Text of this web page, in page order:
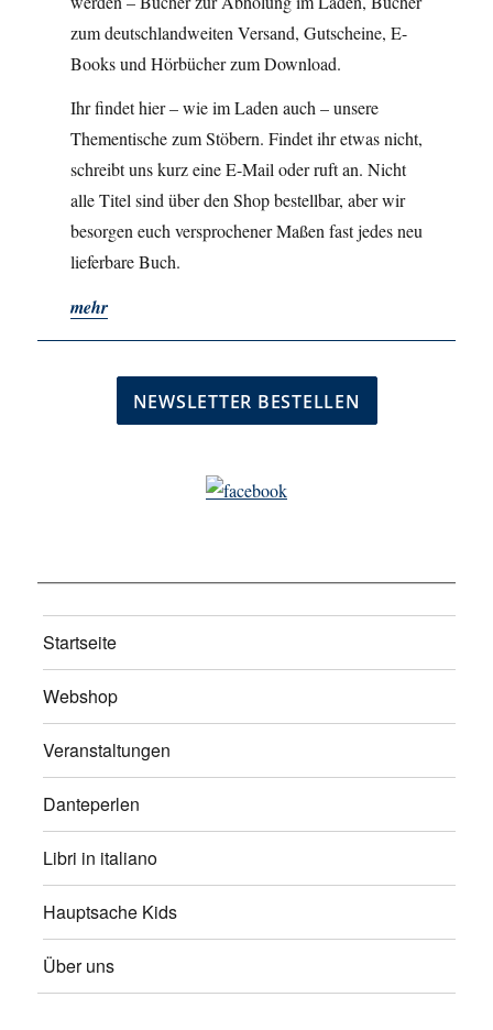
zum deutschlandweiten Versand, Gutscheine, E-
Books und Hörbücher zum Download.
Ihr findet hier – wie im Laden auch – unsere
Thementische zum Stöbern. Findet ihr etwas nicht,
schreibt uns kurz eine E-Mail oder ruft an. Nicht
alle Titel sind über den Shop bestellbar, aber wir
besorgen euch versprochener Maßen fast jedes neu
lieferbare Buch.
mehr
Startseite
Webshop
Veranstaltungen
Danteperlen
Libri in italiano
Hauptsache Kids
Über uns